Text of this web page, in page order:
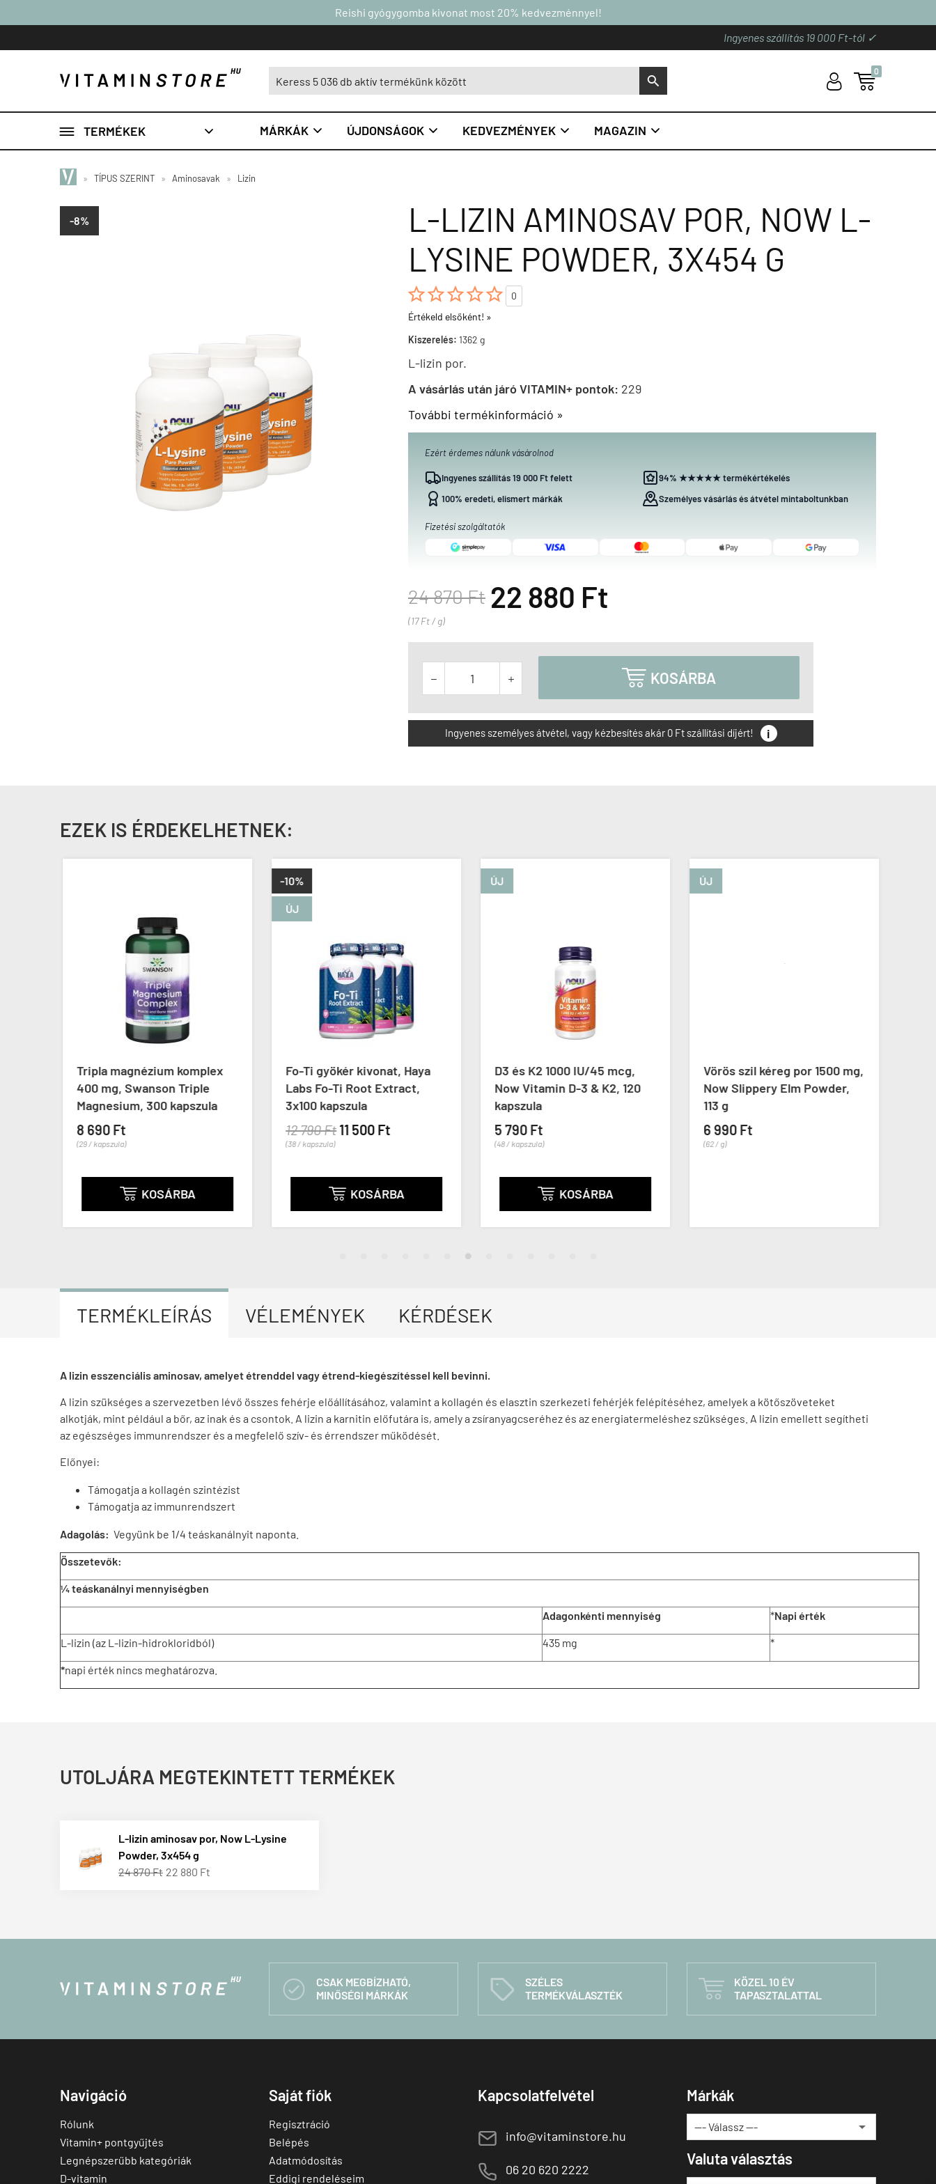
Reishi gyógygomba kivonat most 20% kedvezménnyel!
Ingyenes szállítás 19 000 Ft-tól ✓
S U 
0
 TERMÉKEK  MÁRKÁK  ÚJDONSÁGOK  KEDVEZMÉNYEK  MAGAZIN 
» TÍPUS SZERINT » Aminosavak » Lizin
-8%
L-LIZIN AMINOSAV POR, NOW L-
LYSINE POWDER, 3X454 G

0
Értékeld elsőként! »
Kiszerelés: 1362 g
L-lizin por.
A vásárlás után járó VITAMIN+ pontok: 229
További termékinformáció »
Ezért érdemes nálunk vásárolnod
Ingyenes szállítás 19 000 Ft felett
94% ★★★★★ termékértékelés
100% eredeti, elismert márkák
Személyes vásárlás és átvétel mintaboltunkban
Fizetési szolgáltatók
24 870 Ft 22 880 Ft
(17 Ft / g)
   KOSÁRBA
Ingyenes személyes átvétel, vagy kézbesítés akár 0 Ft szállítási díjért! i
EZEK IS ÉRDEKELHETNEK:
Tripla magnézium komplex
400 mg, Swanson Triple
Magnesium, 300 kapszula
8 690 Ft
(29 / kapszula)
 KOSÁRBA
ÚJ
-10%
Fo-Ti gyökér kivonat, Haya
Labs Fo-Ti Root Extract,
3x100 kapszula
12 790 Ft 11 500 Ft
(38 / kapszula)
 KOSÁRBA
ÚJ
D3 és K2 1000 IU/45 mcg,
Now Vitamin D-3 & K2, 120
kapszula
5 790 Ft
(48 / kapszula)
 KOSÁRBA
ÚJ
Vörös szil kéreg por 1500 mg,
Now Slippery Elm Powder,
113 g
6 990 Ft
(62 / g)
TERMÉKLEÍRÁS VÉLEMÉNYEK KÉRDÉSEK
A lizin esszenciális aminosav, amelyet étrenddel vagy étrend-kiegészítéssel kell bevinni.
A lizin szükséges a szervezetben lévő összes fehérje előállításához, valamint a kollagén és elasztin szerkezeti fehérjék felépítéséhez, amelyek a kötőszöveteket
alkotják, mint például a bőr, az inak és a csontok. A lizin a karnitin előfutára is, amely a zsíranyagcseréhez és az energiatermeléshez szükséges. A lizin emellett segítheti
az egészséges immunrendszer és a megfelelő szív- és érrendszer működését.
Előnyei:
Támogatja a kollagén szintézist
Támogatja az immunrendszert
Adagolás: Vegyünk be 1/4 teáskanálnyit naponta.
Összetevők:
¼ teáskanálnyi mennyiségben
Adagonkénti mennyiség *Napi érték
L-lizin (az L-lizin-hidrokloridból) 435 mg *
*napi érték nincs meghatározva.
UTOLJÁRA MEGTEKINTETT TERMÉKEK
L-lizin aminosav por, Now L-Lysine
Powder, 3x454 g
24 870 Ft 22 880 Ft

CSAK MEGBÍZHATÓ,
MINŐSÉGI MÁRKÁK
C
SZÉLES
TERMÉKVÁLASZTÉK

KÖZEL 10 ÉV
TAPASZTALATTAL
Navigáció
Rólunk
Vitamin+ pontgyűjtés
Legnépszerűbb kategóriák
D-vitamin
Saját fiók
Regisztráció
Belépés
Adatmódosítás
Eddigi rendeléseim
Kapcsolatfelvétel
E info@vitaminstore.hu
M 06 20 620 2222
Márkák
Valuta választás